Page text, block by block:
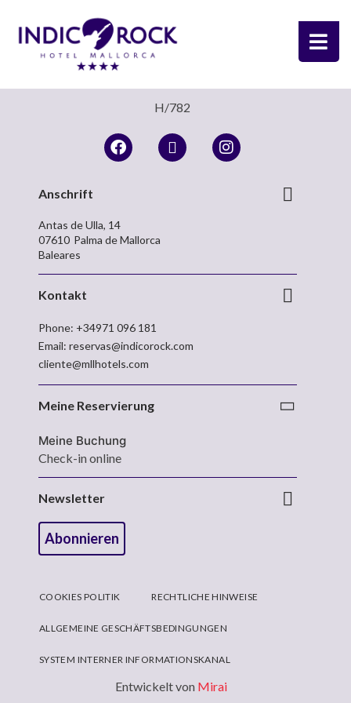
H/782
Anschrift
Antas de Ulla, 14
07610 Palma de Mallorca
Baleares
Kontakt
Phone: +34971 096 181
Email:reservas@indicorock.com
cliente@mllhotels.com
Meine Reservierung
Meine Buchung
Check-in online
Newsletter
Abonnieren
COOKIES POLITIK RECHTLICHE HINWEISE
ALLGEMEINE GESCHÄFTSBEDINGUNGEN
SYSTEM INTERNER INFORMATIONSKANAL
Entwickelt von Mirai